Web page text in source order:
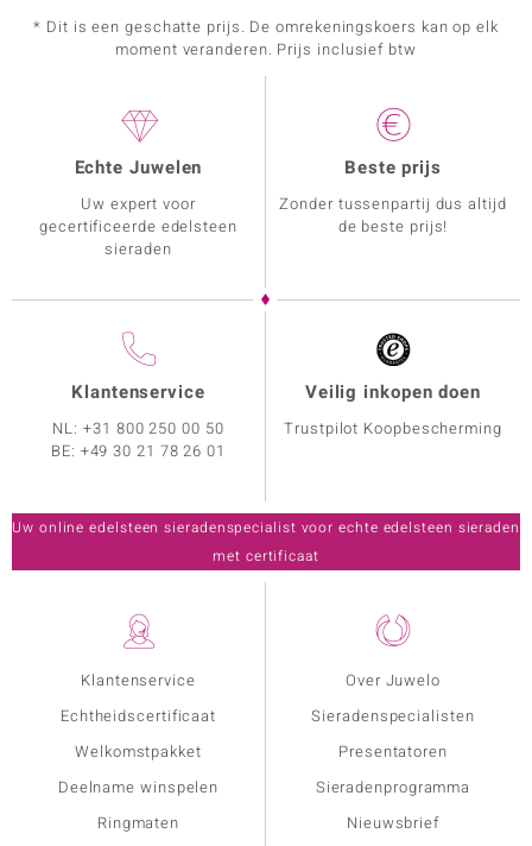
* Dit is een geschatte prijs. De omrekeningskoers kan op elk
moment veranderen. Prijs inclusief btw
Klantenservice
Echtheidscertificaat
Welkomstpakket
Deelname winspelen
Ringmaten
Over Juwelo
Sieradenspecialisten
Presentatoren
Sieradenprogramma
Nieuwsbrief
Echte Juwelen
Uw expert voor
gecertificeerde edelsteen
sieraden
Beste prijs
Zonder tussenpartij dus altijd
de beste prijs!
Klantenservice
NL:+31 800 250 00 50
BE: +49 30 21 78 26 01
Veilig inkopen doen
Trustpilot Koopbescherming
Uw online edelsteen sieradenspecialist voor echte edelsteen sieraden
met certificaat